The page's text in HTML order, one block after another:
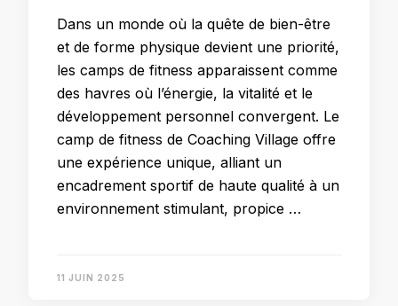
Dans un monde où la quête de bien-être
et de forme physique devient une priorité,
les camps de fitness apparaissent comme
des havres où l’énergie, la vitalité et le
développement personnel convergent. Le
camp de fitness de Coaching Village offre
une expérience unique, alliant un
encadrement sportif de haute qualité à un
environnement stimulant, propice …
11 JUIN 2025